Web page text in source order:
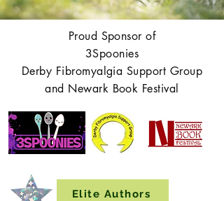
Proud Sponsor of
3Spoonies
Derby Fibromyalgia Support Group
and Newark Book Festival
Elite Authors